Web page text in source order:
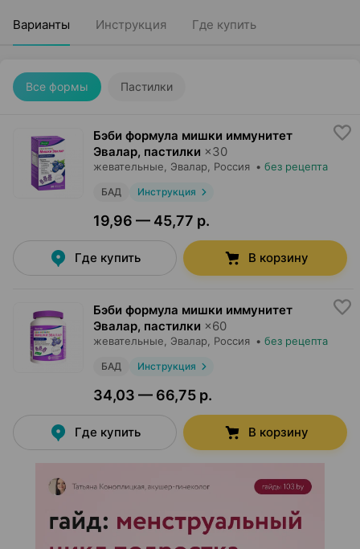
Варианты Инструкция Где купить
Все формы Пастилки
Бэби формула мишки иммунитет
Эвалар, пастилки ×30
жевательные, Эвалар , Россия • без рецепта
БАД Инструкция
19,96 — 45,77 р.
Где купить В корзину
Бэби формула мишки иммунитет
Эвалар, пастилки ×60
жевательные, Эвалар , Россия • без рецепта
БАД Инструкция
34,03 — 66,75 р.
Где купить В корзину